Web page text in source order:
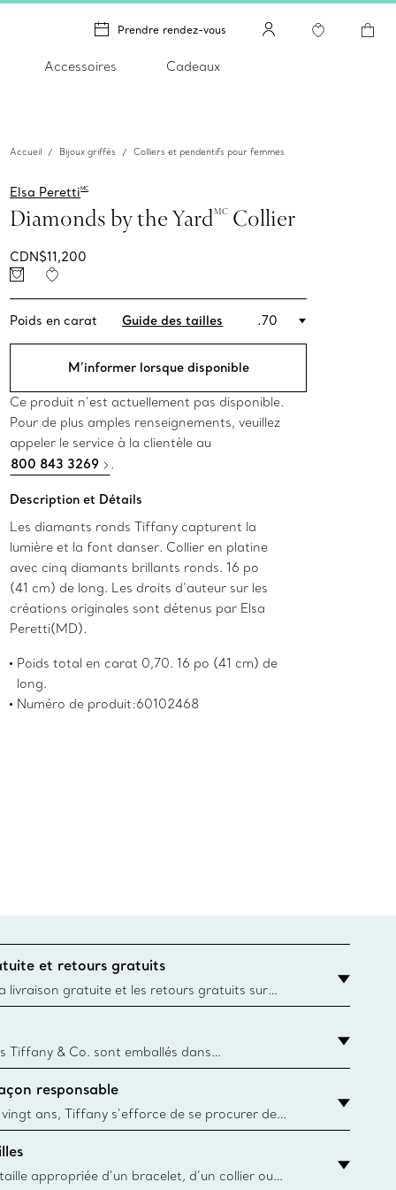
Prendre rendez-vous
Accessoires Cadeaux
Accueil Bijoux griffés Colliers et pendentifs pour femmes
Elsa PerettiMC
Diamonds by the YardMC Collier
CDN$11,200
Poids en carat Guide des tailles .70
M’informer lorsque disponible
Ce produit n’est actuellement pas disponible.
Pour de plus amples renseignements, veuillez
appeler le service à la clientèle au
800 843 3269
.
Description et Détails
Les diamants ronds Tiffany capturent la
lumière et la font danser. Collier en platine
avec cinq diamants brillants ronds. 16 po
(41 cm) de long. Les droits d’auteur sur les
créations originales sont détenus par Elsa
Peretti(MD).
Poids total en carat 0,70. 16 po (41 cm) de
long.
Numéro de produit:60102468
et retours gratuits
livraison gratuite et les retours gratuits sur
Tiffany & Co. passées sur le site Web
la destination est l’adresse d’un particulier.
Tiffany & Co. sont emballés dans
Box. Bien que l'histoire de cet emballage célèbre
toutes les Blue Box et sacs sont aujourd'hui
de papier provenant de sources durables et de
responsable
vingt ans, Tiffany s’efforce de se procurer de
les matériaux précieux utilisés dans la
bijoux. En apprendre davantage
appropriée d’un bracelet, d’un collier ou